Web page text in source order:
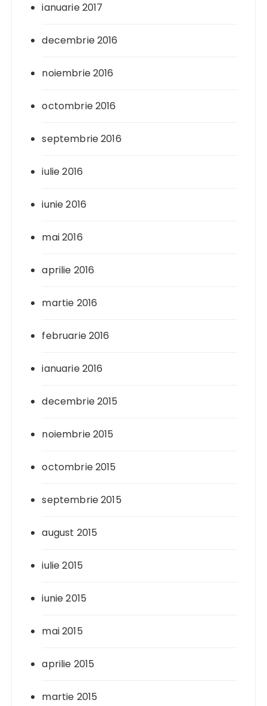
ianuarie 2017
decembrie 2016
noiembrie 2016
octombrie 2016
septembrie 2016
iulie 2016
iunie 2016
mai 2016
aprilie 2016
martie 2016
februarie 2016
ianuarie 2016
decembrie 2015
noiembrie 2015
octombrie 2015
septembrie 2015
august 2015
iulie 2015
iunie 2015
mai 2015
aprilie 2015
martie 2015